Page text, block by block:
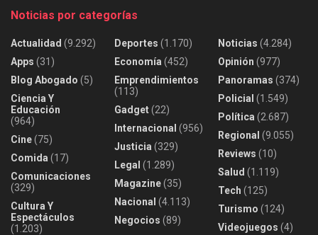
Noticias por categorías
Actualidad (9.292)
Apps (31)
Blog Abogado (5)
Ciencia Y
Educación
(964)
Cine(75)
Comida (17)
Comunicaciones
(329)
Cultura Y
Espectáculos
(1.203)
Deportes (1.170)
Economía (452)
Emprendimientos
(113)
Gadget(22)
Internacional (956)
Justicia (329)
Legal (1.289)
Magazine(35)
Nacional (4.113)
Negocios (89)
Noticias (4.284)
Opinión (977)
Panoramas (374)
Policial (1.549)
Política (2.687)
Regional (9.055)
Reviews (10)
Salud (1.119)
Tech (125)
Turismo (124)
Videojuegos (4)